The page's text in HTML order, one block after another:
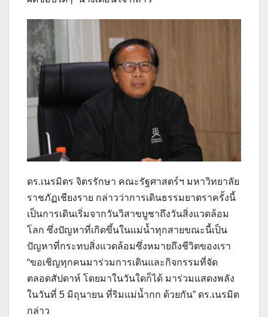
ดร.เนรมิตร จิตรรักษา คณะรัฐศาสตร์ฯ มหาวิทยาลัย
ราชภัฏเชียงราย กล่าวว่าการเดินธรรมยาตราครั้งนี้
เป็นการเดินเริ่มจากวันวิสาขบูชาถึงวันสิ่งแวดล้อม
โลก ซึ่งปัญหาที่เกิดขึ้นในแม่น้ำทุกสายขณะนี้เป็น
ปัญหาที่กระทบสิ่งแวดล้อมซึ่งหมายถึงชีวิตของเรา
“ขอเชิญทุกคนมาร่วมการเดินและกิจกรรมที่จัด
ตลอดสัปดาห์ โดยมาในวันใดก็ได้ มาร่วมแสดงพลัง
ในวันที่ 5 มิถุนายน ที่ริมแม่น้ำกก ด้วยกัน” ดร.เนรมิต
กล่าว